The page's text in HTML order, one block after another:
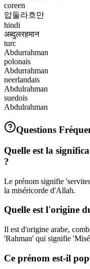
coreen
압둘라흐만
hindi
अब्दुलरहमान
turc
Abdurrahman
polonais
Abdurrahman
neerlandais
Abdulrahman
suedois
Abdulrahman
Questions
Quelle est la
?
Le prénom signifie
la miséricorde d'Allah.
Quelle est l'origine
Il est d'origine arabe,
'Rahman' qui signifie
Ce prénom est-il